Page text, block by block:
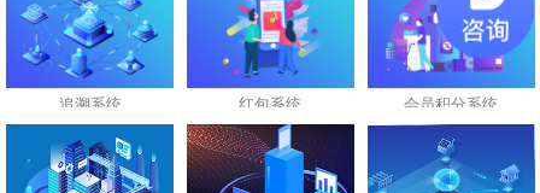
追溯系统 红包系统 会员积分系统